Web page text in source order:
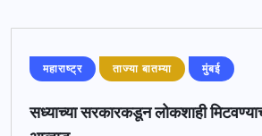
महाराष्ट्र ताज्या बातम्या मुंबई
सध्याच्या सरकारकडून लोकशाही